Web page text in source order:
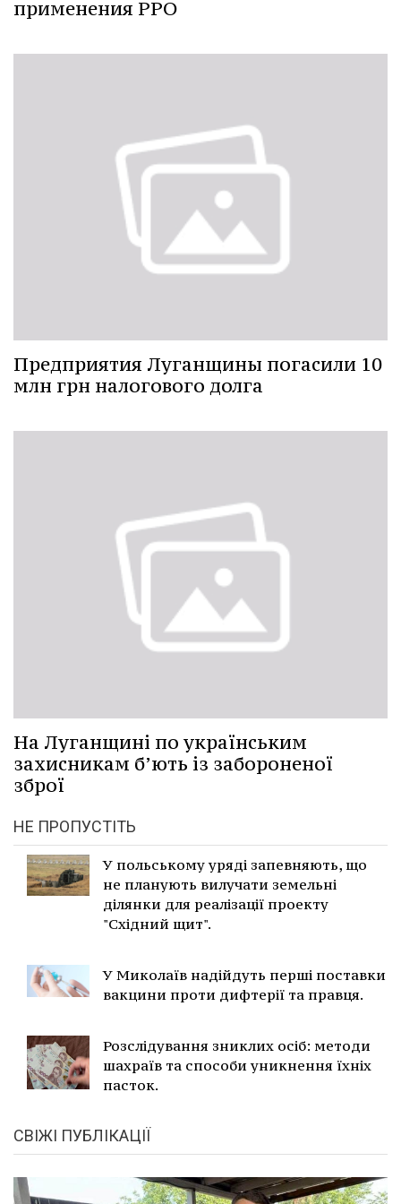
применения РРО
Предприятия Луганщины погасили 10
млн грн налогового долга
На Луганщині по українським
захисникам б’ють із забороненої
зброї
НЕ ПРОПУСТІТЬ
У польському уряді запевняють, що
не планують вилучати земельні
ділянки для реалізації проекту
"Східний щит".
У Миколаїв надійдуть перші поставки
вакцини проти дифтерії та правця.
Розслідування зниклих осіб: методи
шахраїв та способи уникнення їхніх
пасток.
СВІЖІ ПУБЛІКАЦІЇ